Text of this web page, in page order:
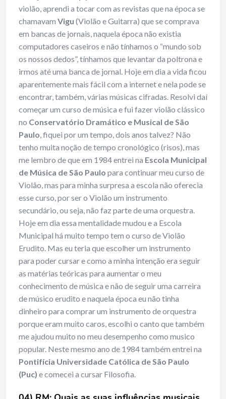
violão, aprendi a tocar com as revistas que na época se
chamavam Vigu (Violão e Guitarra) que se comprava
em bancas de jornais, naquela época não existia
computadores caseiros e não tínhamos o “mundo sob
os nossos dedos”, tínhamos que levantar da poltrona e
irmos até uma banca de jornal. Hoje em dia a vida ficou
aparentemente mais fácil com a internet e nela pode se
encontrar, também, várias músicas cifradas. Resolvi daí
começar um curso de música e fui fazer violão clássico
no Conservatório Dramático e Musical de São
Paulo, fiquei por um tempo, dois anos talvez? Não
tenho muita noção de tempo cronológico (risos), mas
me lembro de que em 1984 entrei na Escola Municipal
de Música de São Paulo para continuar meu curso de
Violão, mas para minha surpresa a escola não oferecia
esse curso, por ser o Violão um instrumento
secundário, ou seja, não faz parte de uma orquestra.
Hoje em dia essa mentalidade mudou e a Escola
Municipal há muito tempo tem o curso de Violão
Erudito. Mas eu teria que escolher um instrumento
para poder cursar e como a minha intenção era seguir
as matérias teóricas para aumentar o meu
conhecimento de música e não de seguir uma carreira
de músico erudito e naquela época eu não tinha
dinheiro para comprar um instrumento de orquestra
porque eram muito caros, escolhi o canto que também
me ajudou muito no meu desempenho como musico
popular. Neste mesmo ano de 1984 também entrei na
Pontifícia Universidade Católica de São Paulo
(Puc) e comecei a cursar Filosofia.